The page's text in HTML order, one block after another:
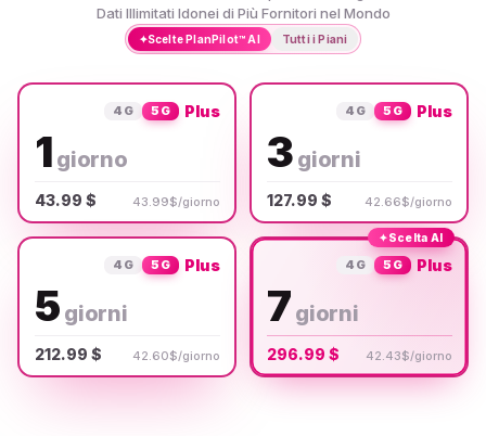
Dati Illimitati Idonei di Più Fornitori nel Mondo
✦Scelte PlanPilot™ AI Tutti i Piani
4G 5G Plus
1 giorno
43.99 $ 43.99$/giorno
4G 5G Plus
3 giorni
127.99 $ 42.66$/giorno
4G 5G Plus
5 giorni
212.99 $ 42.60$/giorno
✦Scelta AI
4G 5G Plus
7 giorni
296.99 $ 42.43$/giorno